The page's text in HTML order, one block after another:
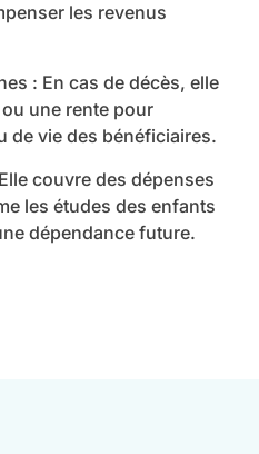
les revenus
: En cas de décès, elle
une rente pour
de vie des bénéficiaires.
couvre des dépenses
les études des enfants
dépendance future.